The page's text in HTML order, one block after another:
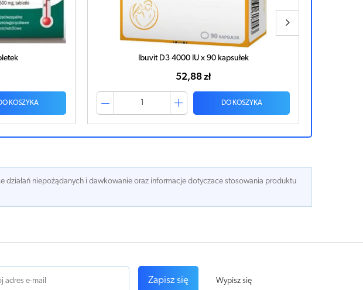
KOSZYKA
Ibuvit D3 4000 IU x 90 kapsułek
52,88 zł
DO KOSZYKA
niepożądanych i dawkowanie oraz informacje dotyczace stosowania produktu
Zapisz się Wypisz się